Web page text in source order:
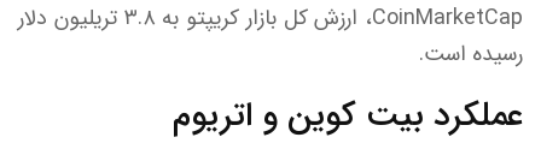
CoinMarketCap، ارزش کل بازار کریپتو به ۳.۸ تریلیون دلار
رسیده است.
عملکرد بیت کوین و اتریوم